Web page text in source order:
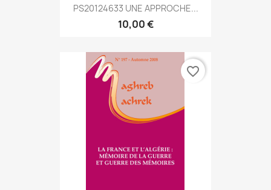
PS20124633 UNE APPROCHE...
10,00 €
favorite_border